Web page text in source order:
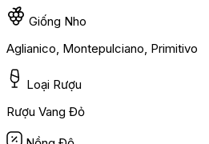
Giống Nho
Aglianico, Montepulciano, Primitivo
Loại Rượu
Rượu Vang Đỏ